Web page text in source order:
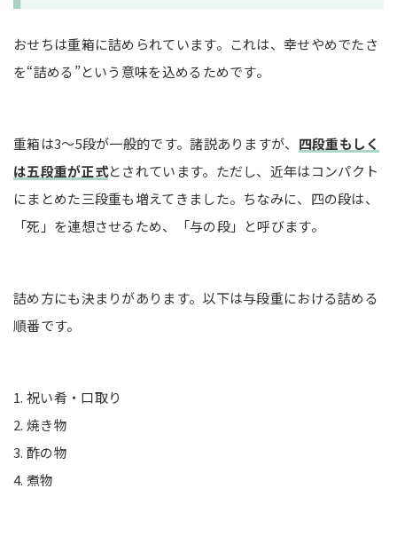
おせちは重箱に詰められています。これは、幸せやめでたさ
を“詰める”という意味を込めるためです。
重箱は3～5段が一般的です。諸説ありますが、 四段重もしく
は五段重が正式とされています。ただし、近年はコンパクト
にまとめた三段重も増えてきました。ちなみに、四の段は、
「死」を連想させるため、「与の段」と呼びます。
詰め方にも決まりがあります。以下は与段重における詰める
順番です。
祝い肴・口取り
焼き物
酢の物
煮物